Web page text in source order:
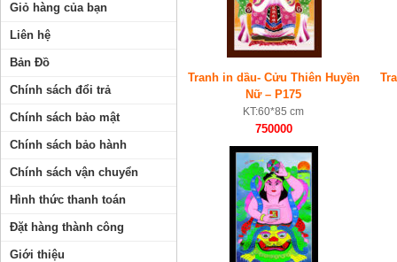
Tranh in dầu- Cửu Thiên Huyền
Nữ – P175
KT:60*85 cm
750000
Giỏ hàng của bạn
Liên hệ
Bản Đồ
Chính sách đổi trả
Chính sách bảo mật
Chính sách bảo hành
Chính sách vận chuyển
Hình thức thanh toán
Đặt hàng thành công
Giới thiệu